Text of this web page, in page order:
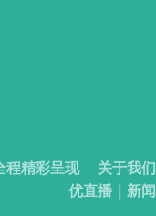
程精彩呈现
关于我们
优直播｜新闻